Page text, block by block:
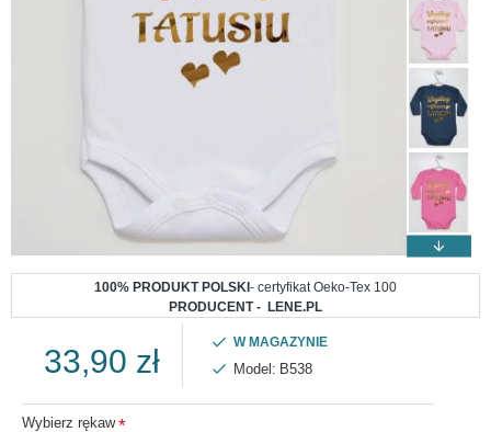
100% PRODUKT POLSKI - certyfikat Oeko-Tex 100
PRODUCENT - LENE.PL
33,90 zł
W MAGAZYNIE
Model: B538
Wybierz rękaw